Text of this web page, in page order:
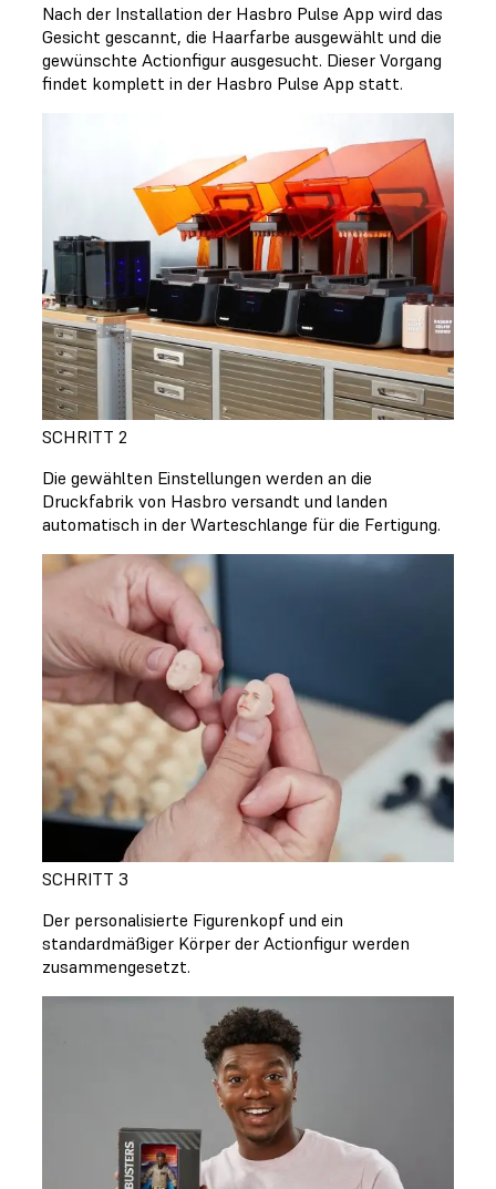
Nach der Installation der Hasbro Pulse App wird das
Gesicht gescannt, die Haarfarbe ausgewählt und die
gewünschte Actionfigur ausgesucht. Dieser Vorgang
findet komplett in der Hasbro Pulse App statt.
SCHRITT 2
Die gewählten Einstellungen werden an die
Druckfabrik von Hasbro versandt und landen
automatisch in der Warteschlange für die Fertigung.
SCHRITT 3
Der personalisierte Figurenkopf und ein
standardmäßiger Körper der Actionfigur werden
zusammengesetzt.